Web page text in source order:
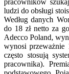
ludzi do obsługi
Według danych
do 18 zł netto za
Adecco Poland,
wynosi przeważnie
często stosują
pracownika).